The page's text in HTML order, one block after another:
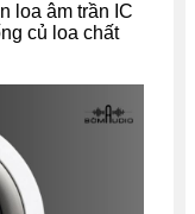
loa âm trần IC
củ loa chất